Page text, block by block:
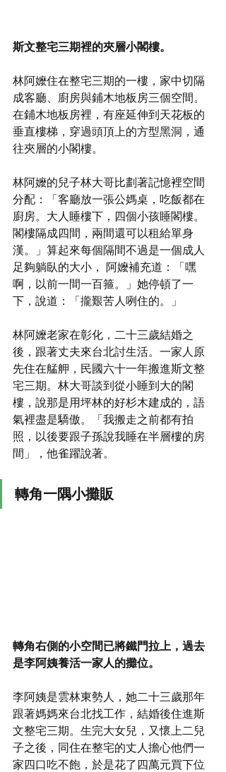
斯文整宅三期裡的夾層小閣樓。
林阿嬤住在整宅三期的一樓，家中切隔
成客廳、廚房與鋪木地板房三個空間。
在鋪木地板房裡，有座延伸到天花板的
垂直樓梯，穿過頭頂上的方型黑洞，通
往夾層的小閣樓。
林阿嬤的兒子林大哥比劃著記憶裡空間
分配：「客廳放一張公媽桌，吃飯都在
廚房。大人睡樓下，四個小孩睡閣樓。
閣樓隔成四間，兩間還可以租給單身
漢。」算起來每個隔間不過是一個成人
足夠躺臥的大小， 阿嬤補充道：「嘿
啊，以前一間一百箍。」她停頓了一
下，說道：「攏艱苦人咧住的。」
林阿嬤老家在彰化，二十三歲結婚之
後，跟著丈夫來台北討生活。一家人原
先住在艋舺，民國六十一年搬進斯文整
宅三期。林大哥談到從小睡到大的閣
樓，說那是用坪林的好杉木建成的，語
氣裡盡是驕傲。「我搬走之前都有拍
照，以後要跟子孫說我睡在半層樓的房
間」，他雀躍說著。
轉角一隅小攤販
轉角右側的小空間已將鐵門拉上，過去
是李阿姨養活一家人的攤位。
李阿姨是雲林東勢人，她二十三歲那年
跟著媽媽來台北找工作，結婚後住進斯
文整宅三期。生完大女兒，又懷上二兒
子之後，同住在整宅的丈人擔心他們一
家四口吃不飽，於是花了四萬元買下位